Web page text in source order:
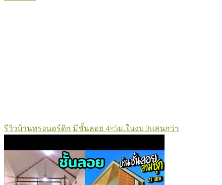
รีวิวบ้านทรงนอร์ดิก มีชั้นลอย 4×5ม.ในงบ 3แสนกว่า